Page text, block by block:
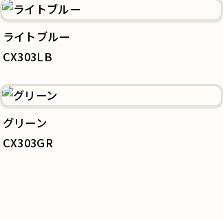
ライトブルー
CX303LB
グリーン
CX303GR